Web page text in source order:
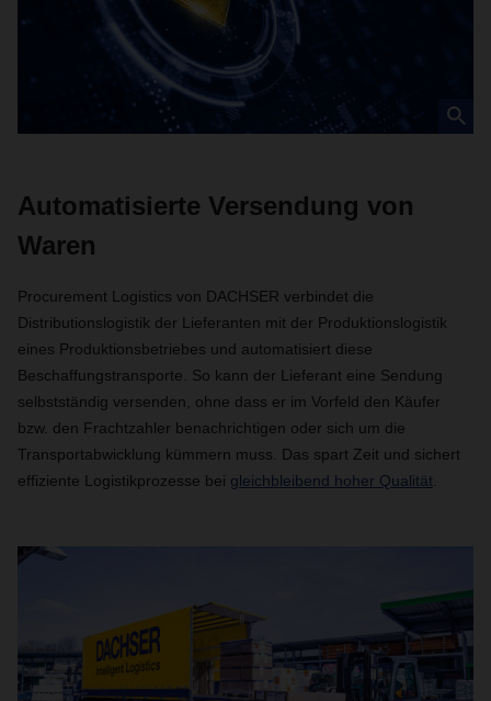
Automatisierte Versendung von
Waren
Procurement Logistics von DACHSER verbindet die
Distributionslogistik der Lieferanten mit der Produktionslogistik
eines Produktionsbetriebes und automatisiert diese
Beschaffungstransporte. So kann der Lieferant eine Sendung
selbstständig versenden, ohne dass er im Vorfeld den Käufer
bzw. den Frachtzahler benachrichtigen oder sich um die
Transportabwicklung kümmern muss. Das spart Zeit und sichert
effiziente Logistikprozesse bei gleichbleibend hoher Qualität